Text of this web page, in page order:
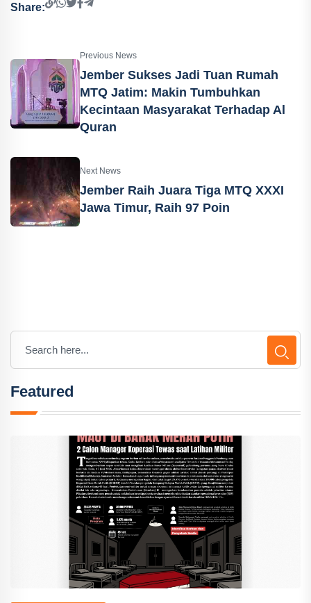
Share:
Previous News
Jember Sukses Jadi Tuan Rumah
MTQ Jatim: Makin Tumbuhkan
Kecintaan Masyarakat Terhadap Al
Quran
Next News
Jember Raih Juara Tiga MTQ XXXI
Jawa Timur, Raih 97 Poin
Featured